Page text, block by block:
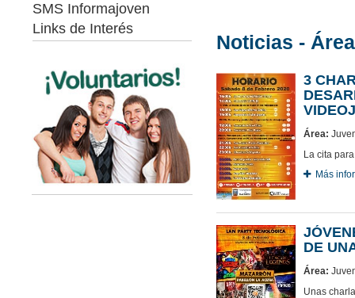
SMS Informajoven
Links de Interés
Noticias -
3
Área:
La cita
Más
DE
Área:
Unas